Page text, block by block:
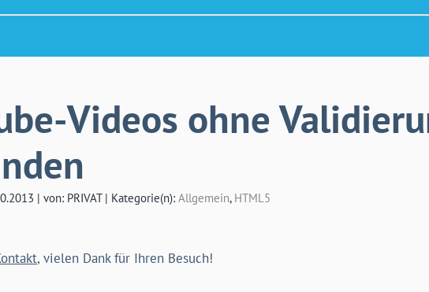
Videos ohne
| von: PRIVAT | Kategorie(n): Allgemein, HTML5
, vielen Dank für Ihren Besuch!